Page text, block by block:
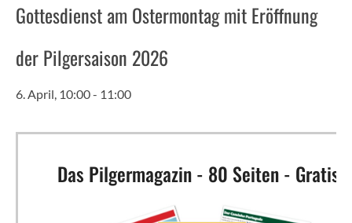
Gottesdienst am Ostermontag mit Eröffnung
der Pilgersaison 2026
6. April, 10:00- 11:00
Das Pilgermagazin - 80 Seiten - Gratis!